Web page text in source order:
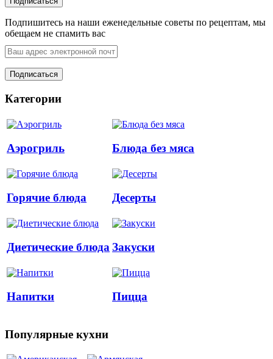
Подпишитесь на наши еженедельные советы по рецептам, мы
обещаем не спамить вас
Категории
Аэрогриль Блюда без мяса
Горячие блюда Десерты
Диетические блюда Закуски
Напитки Пицца
Популярные кухни